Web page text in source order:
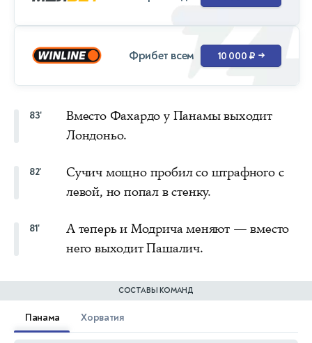
Фрибет всем 10 000 ₽ →
83'
Вместо Фахардо у Панамы выходит
Лондоньо.
82'
Сучич мощно пробил со штрафного с
левой, но попал в стенку.
81'
А теперь и Модрича меняют — вместо
него выходит Пашалич.
СОСТАВЫ КОМАНД
Панама Хорватия